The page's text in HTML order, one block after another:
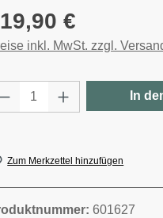
Preis:
€
inkl. MwSt. zzgl.
Anzahl: In
Zum Merkzettel hinzufügen
601627